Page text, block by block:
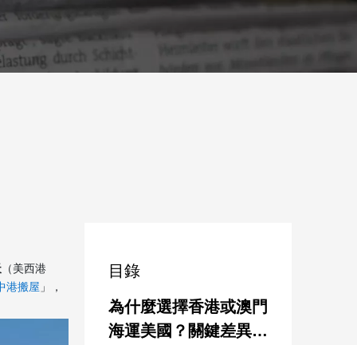
（美西港
港搬屋 」，
目錄
為什麼選擇香港或澳門
海運美國？關鍵差異一